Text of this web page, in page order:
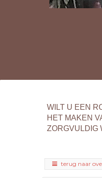
WILT U EEN
HET MAKEN
ZORGVULDIG
terug naar